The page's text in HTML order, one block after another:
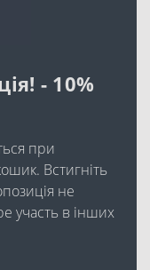
- 10%
при
Встигніть
не
участь в інших